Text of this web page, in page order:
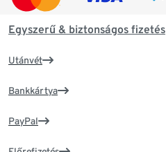
Egyszerű & biztonságos fizetés
Utánvét
Bankkártya
PayPal